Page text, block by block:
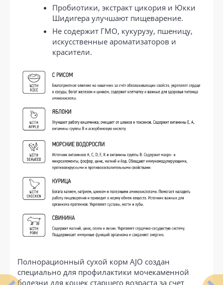
Пробиотики, экстракт цикория и Юкки
Шидигера улучшают пищеварение.
Не содержит ГМО, кукурузу, пшеницу,
искусственные ароматизаторов и
красители.
Полнорационный сухой корм AJO создан
специально для профилактики мочекаменной
болезни для кошек старшего возраста за счет